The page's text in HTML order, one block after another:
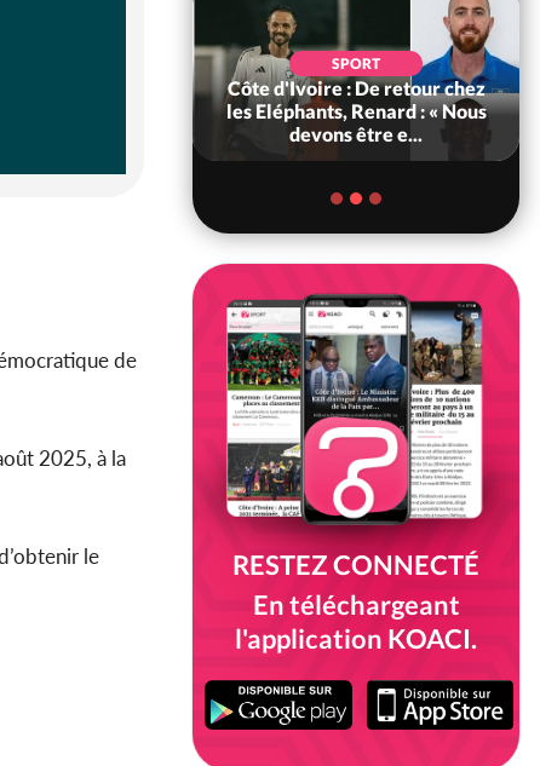
de
2025, à la
le
SPORT
Côte d'Ivoire : De retour chez
les Eléphants, Renard : « Nous
devons être e...
RESTEZ CONNECTÉ
En téléchargeant
l'application KOACI.